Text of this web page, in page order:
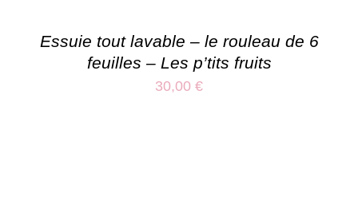
Essuie tout lavable – le rouleau de 6
feuilles – Les p’tits fruits
30,00 €